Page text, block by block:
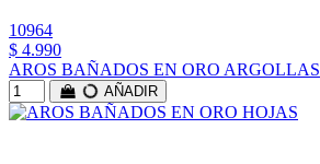
10964
$ 4.990
AROS BAÑADOS EN ORO ARGOLLAS
AÑADIR